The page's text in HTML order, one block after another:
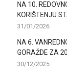
NA 10.
KORIŠTENJU
31/01/2026
NA 6.
GORAŽDE ZA
30/12/2025